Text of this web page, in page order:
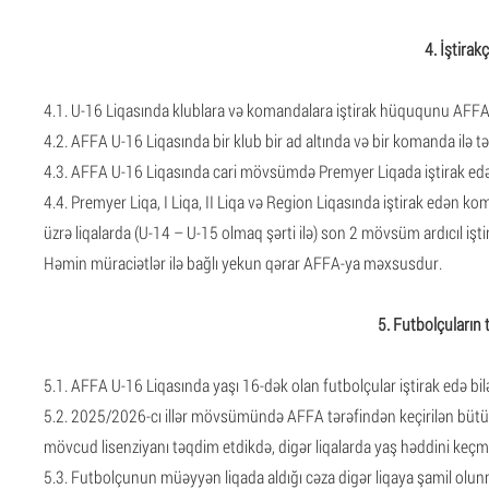
4.
4.1. U-16 Liqasında klublara və komandalara iştirak hüququnu
4.2. AFFA U-16 Liqasında bir klub bir ad altında və bir komanda ilə
4.3. AFFA U-16 Liqasında cari mövsümdə Premyer Liqada iştirak
4.4. Premyer Liqa, I Liqa, II Liqa və Region Liqasında iştirak edən
üzrə liqalarda (U-14 – U-15 olmaq şərti ilə) son 2 mövsüm ardıcıl
Həmin müraciətlər ilə bağlı yekun qərar AFFA-ya məxsusdur.
5. Futbolçuların
5.1. AFFA U-16 Liqasında yaşı 16-dək olan futbolçular iştirak edə
5.2. 2025/2026-cı illər mövsümündə AFFA tərəfindən keçirilən
mövcud lisenziyanı təqdim etdikdə, digər liqalarda yaş həddini
5.3. Futbolçunun müəyyən liqada aldığı cəza digər liqaya şamil